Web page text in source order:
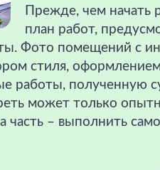
Прежде, чем начать
план работ,
Фото помещений с
стиля,
работы, полученную
может только
часть – выполнить